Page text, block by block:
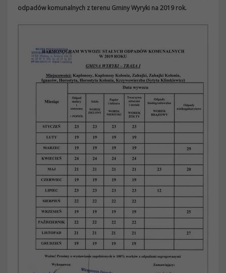
odpadów komunalnych z terenu Gminy Wyryki na 2019 rok.